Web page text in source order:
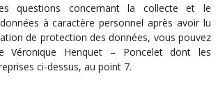
questions concernant la collecte et le
à caractère personnel après avoir lu
de protection des données, vous pouvez
Véronique Henquet – Poncelet dont les
ci-dessus, au point 7.